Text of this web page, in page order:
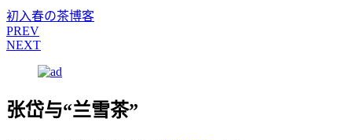
初入春の茶博客
PREV
NEXT
张岱与“兰雪茶”